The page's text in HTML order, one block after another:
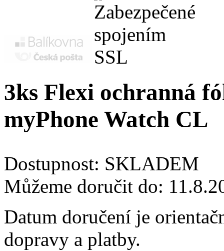
3ks Flexi ochranná
myPhone Watch CL
Dostupnost: SKLADEM
Můžeme doručit do:
Datum doručení je
dopravy a platby.